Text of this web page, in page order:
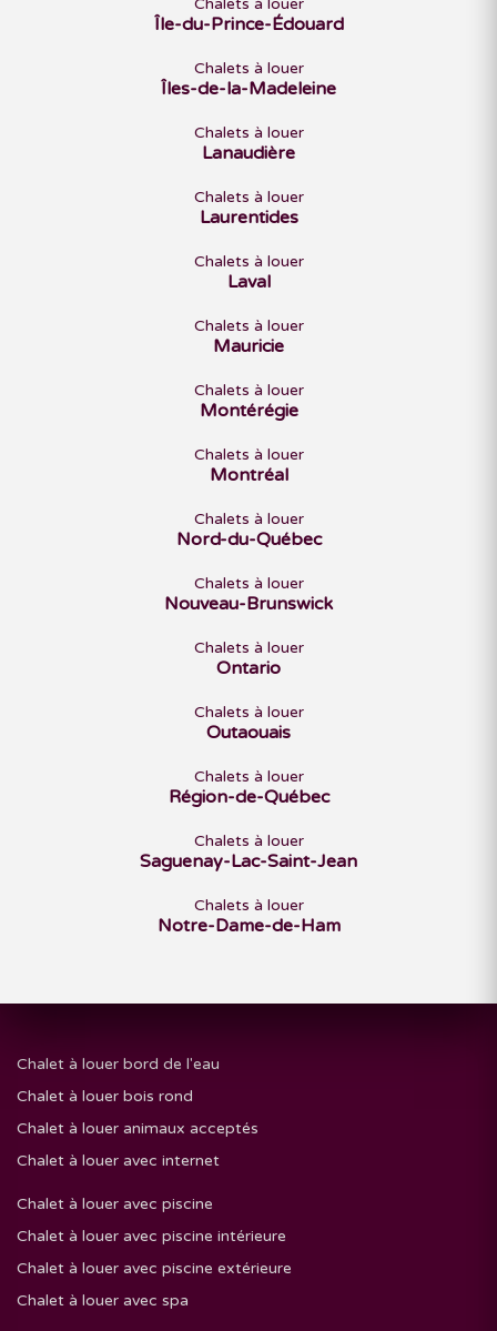
Chalets à louer
Île-du-Prince-Édouard
Chalets à louer
Îles-de-la-Madeleine
Chalets à louer
Lanaudière
Chalets à louer
Laurentides
Chalets à louer
Laval
Chalets à louer
Mauricie
Chalets à louer
Montérégie
Chalets à louer
Montréal
Chalets à louer
Nord-du-Québec
Chalets à louer
Nouveau-Brunswick
Chalets à louer
Ontario
Chalets à louer
Outaouais
Chalets à louer
Région-de-Québec
Chalets à louer
Saguenay-Lac-Saint-Jean
Chalets à louer
Notre-Dame-de-Ham
Chalet à louer bord de l'eau
Chalet à louer bois rond
Chalet à louer animaux acceptés
Chalet à louer avec internet
Chalet à louer avec piscine
Chalet à louer avec piscine intérieure
Chalet à louer avec piscine extérieure
Chalet à louer avec spa